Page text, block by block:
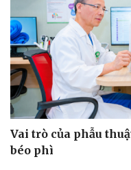
Vai trò của phẫu
béo phì